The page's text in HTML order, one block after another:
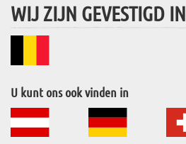
WIJ ZIJN GEVESTIGD IN
U kunt ons ook vinden in